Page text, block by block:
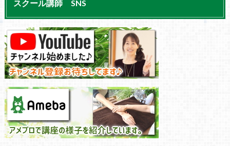
スクール講師 SNS